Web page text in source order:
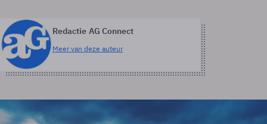
Redactie AG Connect
Meer van deze auteur